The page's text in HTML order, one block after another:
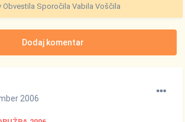
Obvestila Sporočila Vabila Voščila
Dodaj komentar
2006